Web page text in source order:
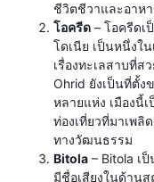
ชีวิตชีวาและอาหา
โอครีด – โอครีดเ
โดเนีย เป็นหนึ่งใ
เรื่องทะเลสาบที่
Ohrid ยังเป็นที่ตั้
หลายแห่ง เมืองนี้
ท่องเที่ยวที่มาเพลิ
ทางวัฒนธรรม
Bitola – Bitola เ
มีชื่อเสียงในด้าน